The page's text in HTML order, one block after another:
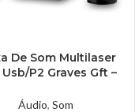
De Som Multilaser
Usb/P2 Graves Gft –
Áudio, Som